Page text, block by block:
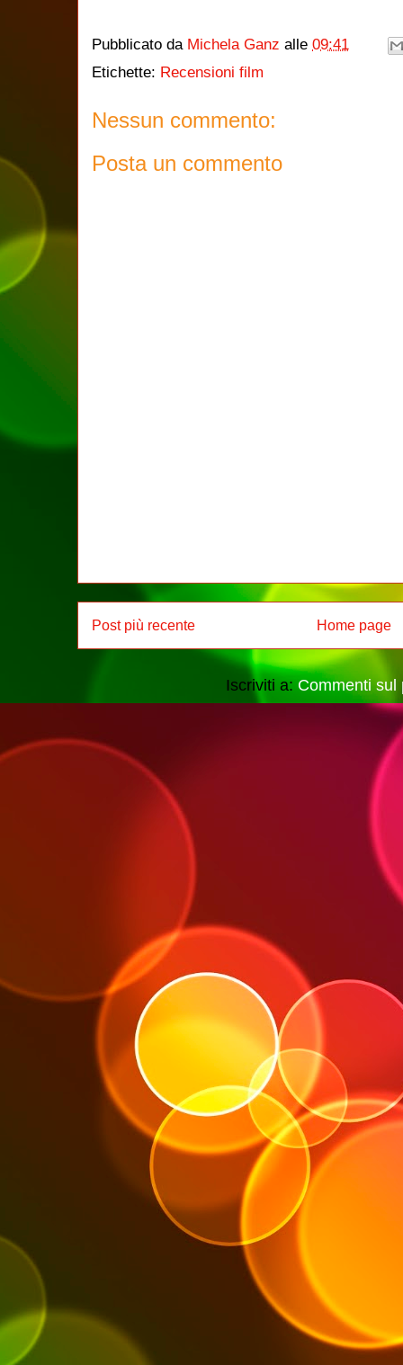
Pubblicato da Michela Ganz alle 09:41
Etichette: Recensioni film
Nessun commento:
Posta un commento
Post più recente Home page
Iscriviti a: Commenti sul